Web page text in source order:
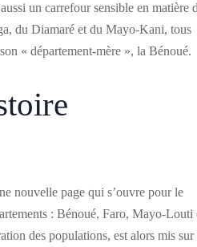
un carrefour sensible en matière
du Diamaré et du Mayo-Kani, tous
« département-mère », la Bénoué.
nouvelle page qui s’ouvre pour le
: Bénoué, Faro, Mayo-Louti
des populations, est alors mis sur